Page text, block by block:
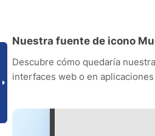
Nuestra fuente de icono
Descubre cómo quedaría
interfaces web o en